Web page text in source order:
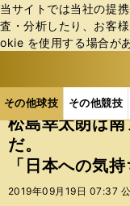
当サイトでは当社の提
査・分析したり、お客
okie を使⽤する場合が
その他球技 その他競技
ス
ポ
ル
テ
ー
その他球技の
松島幸太朗は
だ。
「日本への気
2019年09月19日 07:37